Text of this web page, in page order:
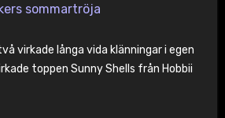
sommartröja
virkade långa vida klänningar i egen
toppen Sunny Shells från Hobbii